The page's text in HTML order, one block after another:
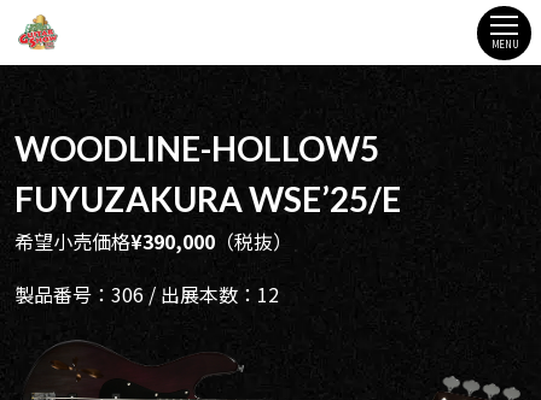
MENU
WOODLINE-HOLLOW5
FUYUZAKURA WSE’25/E
希望小売価格¥390,000 （税抜）
製品番号：306 / 出展本数：12